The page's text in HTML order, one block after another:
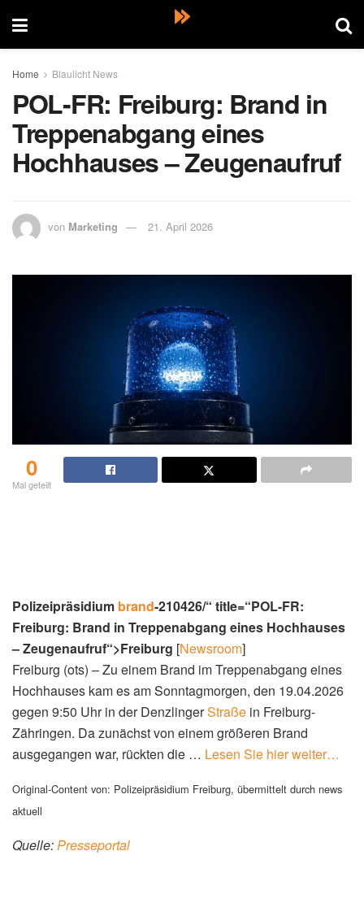
Home Blaulicht News
POL-FR: Freiburg: Brand in
Treppenabgang eines
Hochhauses – Zeugenaufruf
von Marketing 21. April 2026
0
Mal geteilt
Polizeipräsidium brand-210426/“ title=“POL-FR:
Freiburg: Brand in Treppenabgang eines Hochhauses
– Zeugenaufruf“>Freiburg [Newsroom]
Freiburg (ots) – Zu einem Brand im Treppenabgang eines
Hochhauses kam es am Sonntagmorgen, den 19.04.2026
gegen 9:50 Uhr in der DenzlingerStraße in Freiburg-
Zähringen. Da zunächst von einem größeren Brand
ausgegangen war, rückten die … Lesen Sie hier weiter…
Original-Content von: Polizeipräsidium Freiburg, übermittelt durch news
aktuell
Quelle:Presseportal